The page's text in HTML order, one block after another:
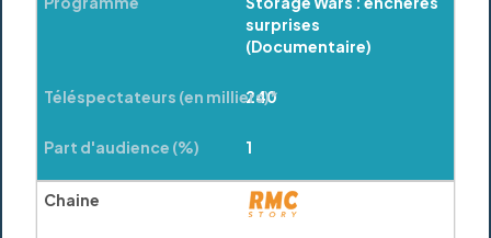
surprises
(Documentaire)
240
1